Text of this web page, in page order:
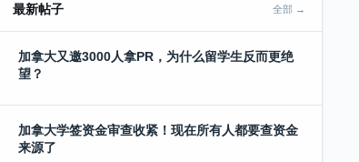
最新帖子 全部 →
加拿大又邀3000人拿PR，为什么留学生反而更绝
望？
加拿大学签资金审查收紧！现在所有人都要查资金
来源了